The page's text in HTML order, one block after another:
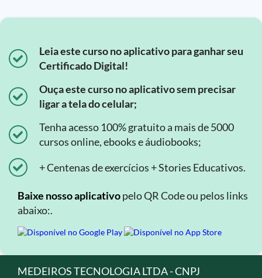
Leia este curso no aplicativo para ganhar seu
Certificado Digital!
Ouça este curso no aplicativo sem precisar
ligar a tela do celular;
Tenha acesso 100% gratuito a mais de 5000
cursos online, ebooks e áudiobooks;
+ Centenas de exercícios + Stories Educativos.
Baixe nosso aplicativopelo QR Code ou pelos links
abaixo:.
MEDEIROS TECNOLOGIA LTDA - CNPJ